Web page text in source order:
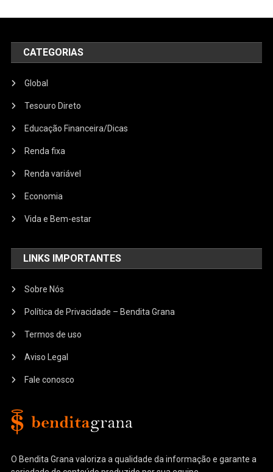
CATEGORIAS
Global
Tesouro Direto
Educação Financeira/Dicas
Renda fixa
Renda variável
Economia
Vida e Bem-estar
LINKS IMPORTANTES
Sobre Nós
Política de Privacidade – Bendita Grana
Termos de uso
Aviso Legal
Fale conosco
O Bendita Grana valoriza a qualidade da informação e garante a